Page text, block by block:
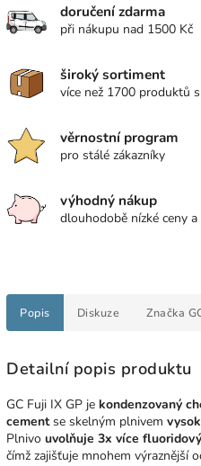
doručení zdarma
při nákupu nad 1500 Kč
široký sortiment
více než 1700 produktů
věrnostní program
pro stálé zákazníky
výhodný nákup
dlouhodobě nízké ceny
Popis Diskuze Značka
Detailní popis produktu
GC Fuji IX GP je kondenzovaný
cementse skelným plnivem
Plnivo uvolňuje 3x více
čímž zajišťuje mnohem výraznější